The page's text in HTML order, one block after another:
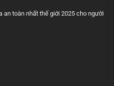
an toàn nhất thế giới 2025 cho người